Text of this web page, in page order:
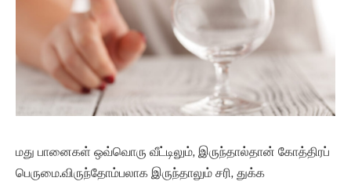
மது பானைகள் ஒவ்வொரு வீட்டிலும், இருந்தால்தான் கோத்திரப்
பெருமை.விருந்தோம்பலாக இருந்தாலும் சரி, துக்க